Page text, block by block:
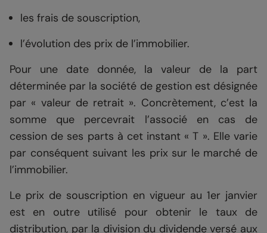
les frais de souscription,
l’évolution des prix de l’immobilier.
Pour une date donnée, la valeur de la part
déterminée par la société de gestion est désignée
par « valeur de retrait ». Concrètement, c’est la
somme que percevrait l’associé en cas de
cession de ses parts à cet instant « T ». Elle varie
par conséquent suivant les prix sur le marché de
l’immobilier.
Le prix de souscription en vigueur au 1er janvier
est en outre utilisé pour obtenir le taux de
distribution, par la division du dividende versé aux